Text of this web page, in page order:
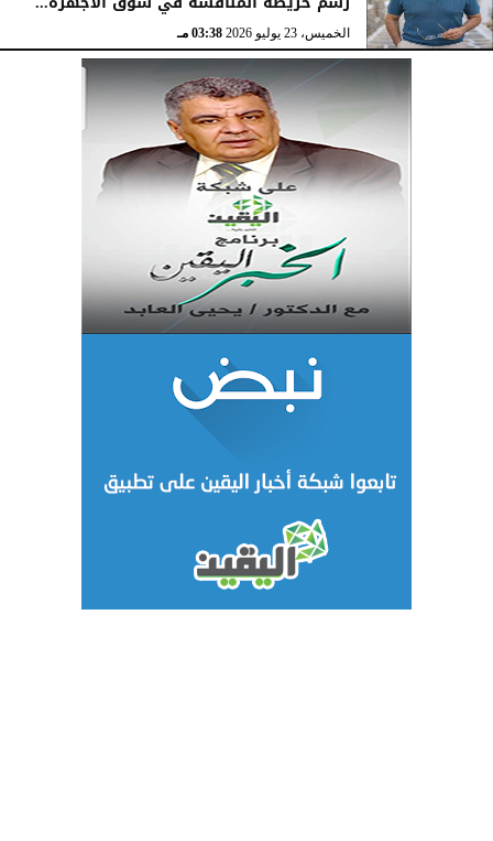
الخميس، 23 يوليو 2026 03:38 مـ